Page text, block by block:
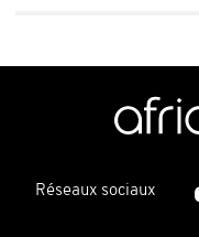
Réseaux sociaux